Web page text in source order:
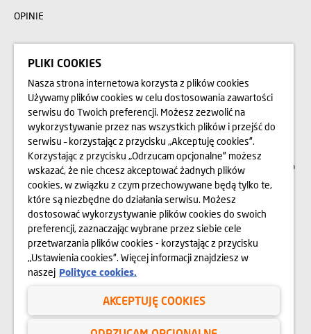
OPINIE
BLOG
Przedstawione na stronie internetowej www.domd.pl wizualizacje, animacje oraz
modele budynku mają charakter poglądowy. Wygląd budynku oraz
zagospodarowanie terenu mogą nieznacznie ulec zmianie na etapie realizacji.
Zmianie nie ulegną istotne cechy świadczenia oraz funkcjonalność budynku.
Wszelkie prawa zastrzeżone. Prawa do używania, kopiowania i rozpowszechniania
wszelkich danych i materiałów dostępnych na niniejszej stronie internetowej
podlegają w szczególności przepisom ustawy z dnia 4 lutego 1994 r. o Prawie
autorskim i prawach pokrewnych (Dz. U. 2006 Nr 90 poz. 631 z późn. zm.).
Wykorzystywanie danych lub materiałów z niniejszej strony w jakichkolwiek celach
wymaga każdorazowo pisemnej zgody Dom Development S.A. W przypadku
zapotrzebowania na w/w materiały prosimy o kontakt na adres:
Sąd Rejonowy dla m.st. Warszawy w Warszawie | XII Wydział Gospodarczy
Krajowego Rejestru Sądowego | Kapitał zakładowy: 25.798.422 zł | Kapitał
wpłacony: 25.798.422 zł | KRS 0000031483 i NIP 525-14-92-233
Polityka prywatności
Regulamin serwisu internetowego
PLIKI COOKIES
Nasza strona internetowa korzysta z plików cookies
Używamy plików cookies w celu dostosowania zawartości
serwisu do Twoich preferencji. Możesz zezwolić na
wykorzystywanie przez nas wszystkich plików i przejść do
serwisu – korzystając z przycisku „Akceptuję cookies”.
Korzystając z przycisku „Odrzucam opcjonalne” możesz
wskazać, że nie chcesz akceptować żadnych plików
cookies, w związku z czym przechowywane będą tylko te,
które są niezbędne do działania serwisu. Możesz
dostosować wykorzystywanie plików cookies do swoich
preferencji, zaznaczając wybrane przez siebie cele
przetwarzania plików cookies - korzystając z przycisku
„Ustawienia cookies”. Więcej informacji znajdziesz w
naszej Polityce cookies.
AKCEPTUJĘ COOKIES